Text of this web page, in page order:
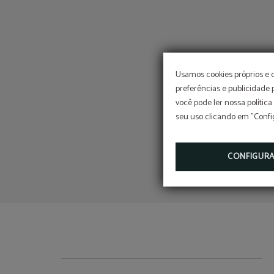
Usamos cookies próprios
preferências e publicidade
você pode ler nossa
seu uso clicando em